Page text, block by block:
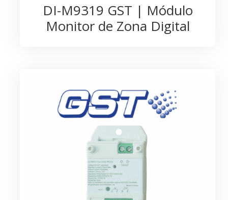
DI-M9319 GST | Módulo
Monitor de Zona Digital